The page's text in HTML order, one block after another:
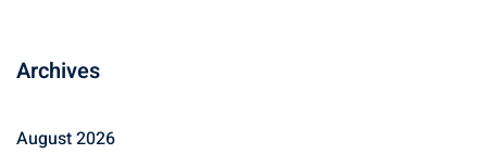
Archives
August 2026